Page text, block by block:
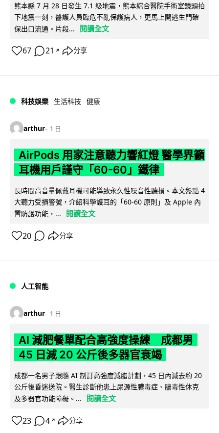
熊本縣 7 月 28 日發生 7.1 級地震，熊本綜合醫院手術室鏡頭拍
下地震一刻，醫護人員臨危不亂保護病人，更馬上開逃生門確
保出口流通。片段...
閱讀全文
67 21 ↗ 分享
科技娛樂 生活科技 健康
arthur 1 日
AirPods 用家注意聽力響紅燈 醫學界籲
耳機用戶謹守「60-60」鐵律
長時間高音量佩戴耳機可能導致永久性噪音性聽損。本文盤點 4
大聽力受損警號，介紹科學護耳的「60-60 原則」及 Apple 內
置防護功能，...
閱讀全文
20 分享
人工智能
arthur 1 日
AI 減肥餐單配合高強度操練 成都男
45 日減 20 公斤後多器官衰竭
成都一名男子跟隨 AI 制訂高強度減脂計劃，45 日內減去約 20
公斤後昏迷送院。醫生診斷他患上尿源性膿毒症、膿毒性休克
及多器官功能障礙。...
閱讀全文
23 4 ↗ 分享